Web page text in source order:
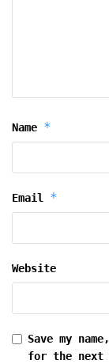
Name *
Email *
Website
Save my
for the next